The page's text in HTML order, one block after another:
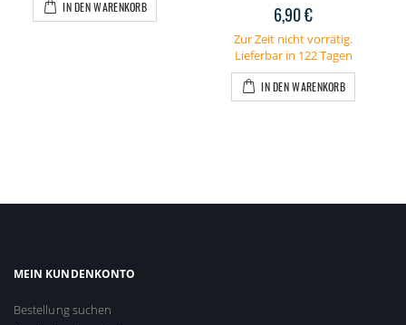
IN DEN WARENKORB 6,90 €
Zur Zeit nicht vorrätig.
Lieferbar in 122 Tagen
IN DEN WARENKORB
MEIN KUNDENKONTO
Bestellung suchen